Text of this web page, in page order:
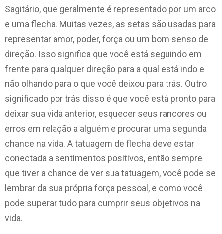
Sagitário, que geralmente é representado por um arco
e uma flecha. Muitas vezes, as setas são usadas para
representar amor, poder, força ou um bom senso de
direção. Isso significa que você está seguindo em
frente para qualquer direção para a qual está indo e
não olhando para o que você deixou para trás. Outro
significado por trás disso é que você está pronto para
deixar sua vida anterior, esquecer seus rancores ou
erros em relação a alguém e procurar uma segunda
chance na vida. A tatuagem de flecha deve estar
conectada a sentimentos positivos, então sempre
que tiver a chance de ver sua tatuagem, você pode se
lembrar da sua própria força pessoal, e como você
pode superar tudo para cumprir seus objetivos na
vida.